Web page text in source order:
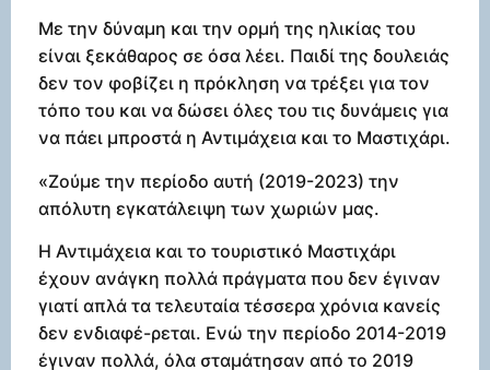
Με την δύναμη και την ορμή της ηλικίας του
είναι ξεκάθαρος σε όσα λέει. Παιδί της δουλειάς
δεν τον φοβίζει η πρόκληση να τρέξει για τον
τόπο του και να δώσει όλες του τις δυνάμεις για
να πάει μπροστά η Αντιμάχεια και το Μαστιχάρι.
«Ζούμε την περίοδο αυτή (2019-2023) την
απόλυτη εγκατάλειψη των χωριών μας.
Η Αντιμάχεια και το τουριστικό Μαστιχάρι
έχουν ανάγκη πολλά πράγματα που δεν έγιναν
γιατί απλά τα τελευταία τέσσερα χρόνια κανείς
δεν ενδιαφέ-ρεται. Ενώ την περίοδο 2014-2019
έγιναν πολλά, όλα σταμάτησαν από το 2019